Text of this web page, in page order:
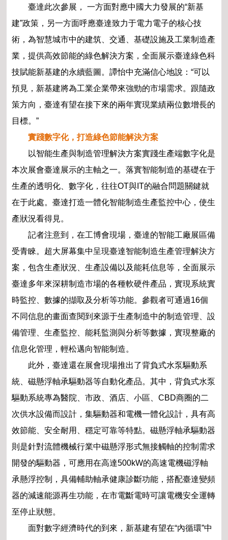
臺達此次參展， 一方面對應中國大力發展的“新基
建”政策，另一方面呼應臺達致力于電力電子的核心技
術，為智慧城市中的建筑、交通、基礎設施及工業制造產
業，提供高效節能的綠色解決方案，全面展示臺達綠色科
技賦能新基建的永續藍圖。譚怡中充滿信心地說：“可以
預見，新基建將為工業企業帶來強勁的市場需求。跟隨政
策方向，臺達有望在接下來的兩年實現業績兩位數增長的
目標。”
實踐數字化，打造綠色節能解決方案
以智能生產與制造管理解決方案實踐生產端數字化是
本次展會臺達展示的主軸之一。落實智能制造的基礎在于
生產的透明化、數字化，往往OT與IT的融合問題關鍵就
在于此處。臺達打造一體化智能制造生產監控中心，使生
產狀況看得見。
記者注意到，在工博會現場，臺達的智能工廠展區備
受青睞。超大屏幕集中呈現臺達智能制造生產管理解決方
案，包含生產狀況、生產設備以及能耗信息等，全面展示
臺達多年來深耕制造市場的各種軟硬件產品，實現系統實
時監控、數據的擷取及分析等功能。參觀者可通過16個
不同信息的畫面查閱到來源于生產制造中的制造管理、設
備管理、生產監控、能耗監測與分析等數據，實現整廠的
信息化管理，輕松邁向智能制造。
此外，臺達還在展會現場推出了背負式水泵驅動系
統、磁懸浮軸承驅動器等自動化產品。其中，背負式水泵
驅動系統專為醫院、市政、酒店、小區、CBD商圈的二
次供水設備而設計，集驅動器和電機一體化設計，具有高
效節能、安全耐用、穩定可靠等特點。磁懸浮軸承驅動器
則是針對流體機械行業中磁懸浮形式無接觸軸的控制需求
開發的驅動器，可應用在高達500kW的高速電機磁浮軸
承懸浮控制，具備輔助軸承健康診斷功能，搭配臺達變頻
器的減速能源再生功能，在市電斷電時可讓電機安全運轉
至停止狀態。
面對數字經濟時代的到來，新基建有望在“內循環”中